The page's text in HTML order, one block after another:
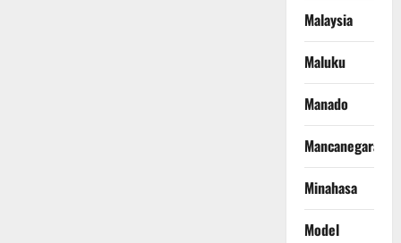
Malaysia
Maluku
Manado
Mancanegara
Minahasa
Model